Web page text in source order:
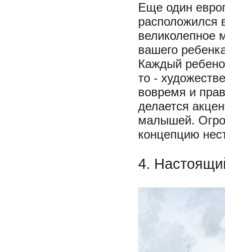
Еще один
расположился
великолепное
вашего
Каждый
то -
вовремя и
делается
малышей.
концепцию
4.